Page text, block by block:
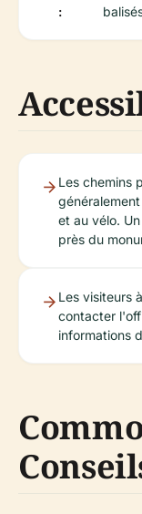
:
Les chemins
et au vélo.
près du
Les visiteurs
contacter
informations